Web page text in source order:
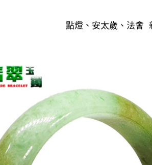
點燈、安太歲、法會